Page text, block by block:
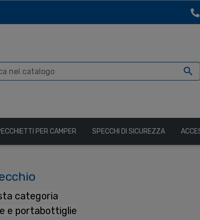

PER CAMPER SPECCHI DI SICUREZZA
categoria
e portabottiglie